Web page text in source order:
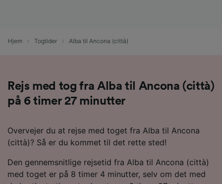
Hjem Togtider Alba til Ancona (città)
Rejs med tog fra Alba til Ancona (città)
på 6 timer 27 minutter
Overvejer du at rejse med toget fra Alba til Ancona
(città)? Så er du kommet til det rette sted!
Den gennemsnitlige rejsetid fra Alba til Ancona (città)
med toget er på 8 timer 4 minutter, selv om det med